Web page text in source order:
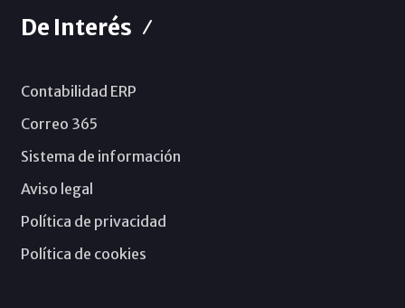
De Interés
Contabilidad ERP
Correo 365
Sistema de información
Aviso legal
Política de privacidad
Política de cookies